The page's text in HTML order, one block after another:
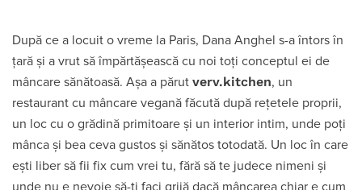
După ce a locuit o vreme la Paris, Dana Anghel s-a întors în
țară și a vrut să împărtășească cu noi toți conceptul ei de
mâncare sănătoasă. Așa a părut verv.kitchen, un
restaurant cu mâncare vegană făcută după rețetele proprii,
un loc cu o grădină primitoare și un interior intim, unde poți
mânca și bea ceva gustos și sănătos totodată. Un loc în care
ești liber să fii fix cum vrei tu, fără să te judece nimeni și
unde nu e nevoie să-ți faci grijă dacă mâncarea chiar e cum